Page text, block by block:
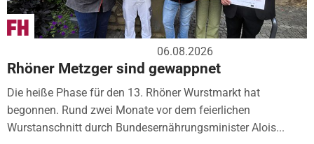
06.08.2026
Rhöner Metzger sind gewappnet
Die heiße Phase für den 13. Rhöner Wurstmarkt hat
begonnen. Rund zwei Monate vor dem feierlichen
Wurstanschnitt durch Bundesernährungsminister Alois...